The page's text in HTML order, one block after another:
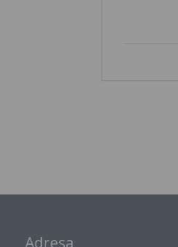
Adresa